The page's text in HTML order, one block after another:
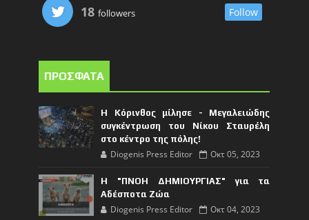
18 followers Follow
ΠΡΟΣΦΑΤΑ
Η Κόρινθος μίλησε - Μεγαλειώδης
συγκέντρωση του Νίκου Σταυρέλη
στο κέντρο της πόλης!
Diogenis Press Editor Οκτ 05, 2023
Η "ΠΝΟΗ ΔΗΜΙΟΥΡΓΙΑΣ" για τα
Αδέσποτα Ζώα
Diogenis Press Editor Οκτ 04, 2023